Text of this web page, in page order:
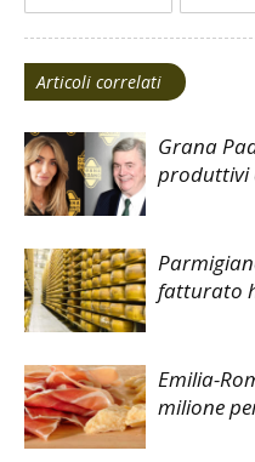
Articoli correlati
Grana
produttivi
fatturato
Emilia-
milione